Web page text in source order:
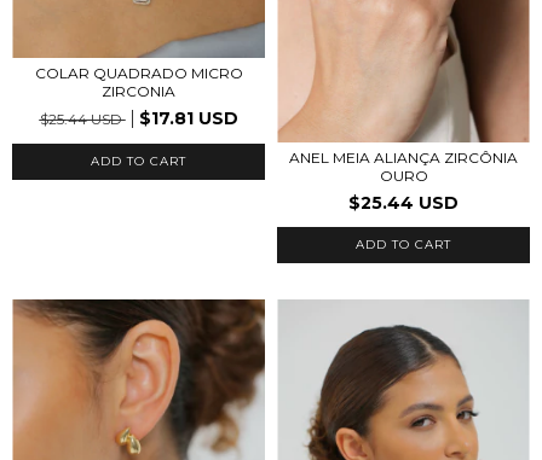
COLAR QUADRADO MICRO
ZIRCONIA
$25.44 USD
$17.81 USD
ADD TO CART
ANEL MEIA ALIANÇA ZIRCÔNIA
OURO
$25.44 USD
ADD TO CART